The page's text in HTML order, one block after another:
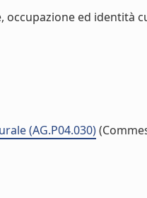
ed identità
(AG.P04.030)